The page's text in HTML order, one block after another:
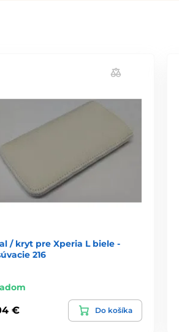
/ kryt pre Xperia L biele -
216
€ Do košíka